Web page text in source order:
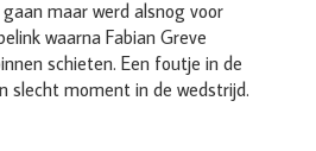
maar werd alsnog voor
waarna Fabian Greve
schieten. Een foutje in de
slecht moment in de wedstrijd.